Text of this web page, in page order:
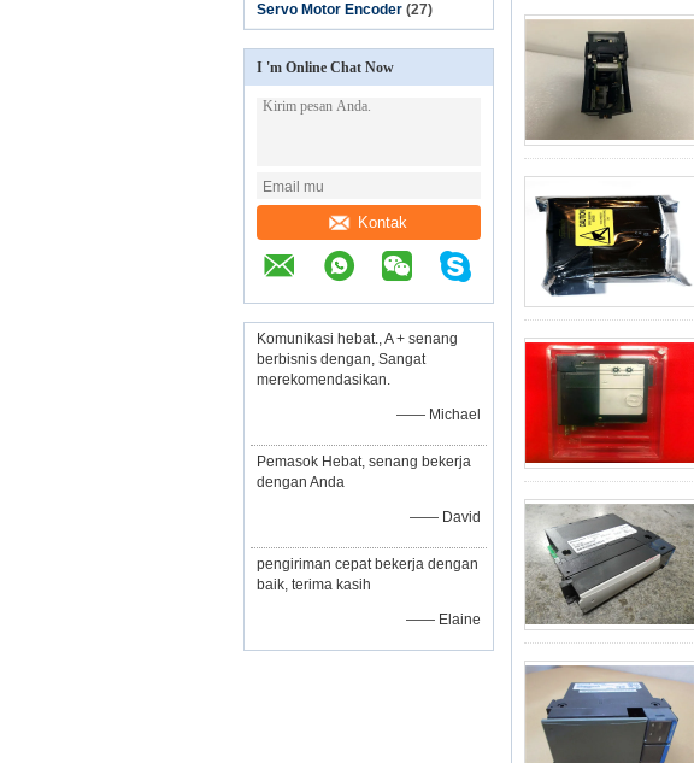
Servo Motor Encoder (27)
I 'm Online Chat Now
Kontak
Komunikasi hebat., A + senang
berbisnis dengan, Sangat
merekomendasikan.
—— Michael
Pemasok Hebat, senang bekerja
dengan Anda
—— David
pengiriman cepat bekerja dengan
baik, terima kasih
—— Elaine